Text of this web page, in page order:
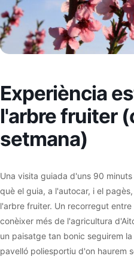
Experiència
l'arbre fruiter
setmana)
Una visita guiada d'uns 90
què el guia, a l'autocar, i el
l'arbre fruiter. Un recorregut
conèixer més de l'agricultura
un paisatge tan bonic seguirem
pavelló poliesportiu d'on haurem